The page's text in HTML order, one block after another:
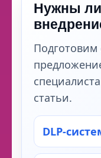
Нужны
Подготовим
статьи.
DLP-